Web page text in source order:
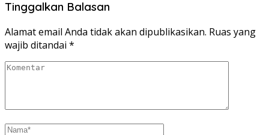
Tinggalkan Balasan
Alamat email Anda tidak akan dipublikasikan. Ruas yang
wajib ditandai *